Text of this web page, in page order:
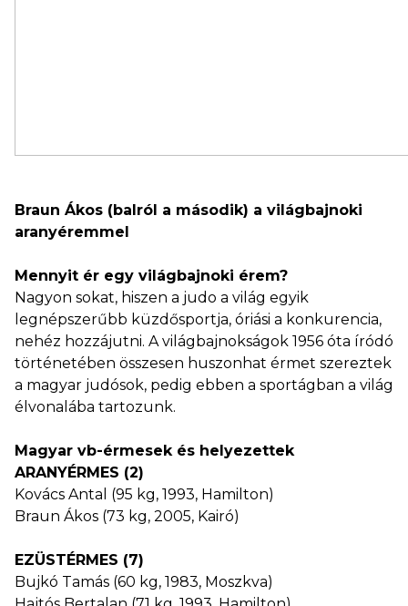
Braun Ákos (balról a második) a világbajnoki
aranyéremmel
Mennyit ér egy világbajnoki érem?
Nagyon sokat, hiszen a judo a világ egyik
legnépszerűbb küzdősportja, óriási a konkurencia,
nehéz hozzájutni. A világbajnokságok 1956 óta íródó
történetében összesen huszonhat érmet szereztek
a magyar judósok, pedig ebben a sportágban a világ
élvonalába tartozunk.
Magyar vb-érmesek és helyezettek
ARANYÉRMES (2)
Kovács Antal (95 kg, 1993, Hamilton)
Braun Ákos (73 kg, 2005, Kairó)
EZÜSTÉRMES (7)
Bujkó Tamás (60 kg, 1983, Moszkva)